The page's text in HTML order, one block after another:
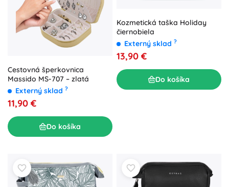
Cestovná šperkovnica
Massido MS-707 – zlatá
Externý sklad ?
11,90 €
Do košíka
Kozmetická taška Holiday
čiernobiela
Externý sklad ?
13,90 €
Do košíka